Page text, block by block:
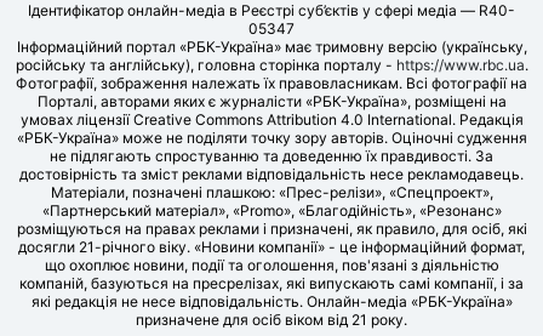
Ідентифікатор онлайн-медіа в Реєстрі суб’єктів у сфері медіа — R40-
05347
Інформаційний портал «РБК-Україна» має тримовну версію (українську,
російську та англійську), головна сторінка порталу - https://www.rbc.ua.
Фотографії, зображення належать їх правовласникам. Всі фотографії на
Порталі, авторами яких є журналісти «РБК-Україна», розміщені на
умовах ліцензії Creative Commons Attribution 4.0 International. Редакція
«РБК-Україна» може не поділяти точку зору авторів. Оціночні судження
не підлягають спростуванню та доведенню їх правдивості. За
достовірність та зміст реклами відповідальність несе рекламодавець.
Матеріали, позначені плашкою: «Прес-релізи», «Спецпроект»,
«Партнерський матеріал», «Promo», «Благодійність», «Резонанс»
розміщуються на правах реклами і призначені, як правило, для осіб, які
досягли 21-річного віку. «Новини компанії» - це інформаційний формат,
що охоплює новини, події та оголошення, пов'язані з діяльністю
компаній, базуються на пресрелізах, які випускають самі компанії, і за
які редакція не несе відповідальність. Онлайн-медіа «РБК-Україна»
призначене для осіб віком від 21 року.